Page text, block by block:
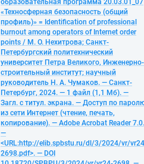
образовательная программа 20.03.01_07
«Техносферная безопасность (общий
профиль)» = Identification of professional
burnout among operators of Internet order
points / М. О. Нехитрова; Санкт-
Петербургский политехнический
университет Петра Великого, Инженерно-
строительный институт; научный
руководитель Н. А. Чумаков. — Санкт-
Петербург, 2024. — 1 файл (1,1 Мб). —
Загл. с титул. экрана. — Доступ по
из сети Интернет (чтение, печать,
копирование). — Adobe Acrobat Reader 7.0.
—
<URL:http://elib.spbstu.ru/dl/3/2024/vr/
2698.pdf>. — DOI